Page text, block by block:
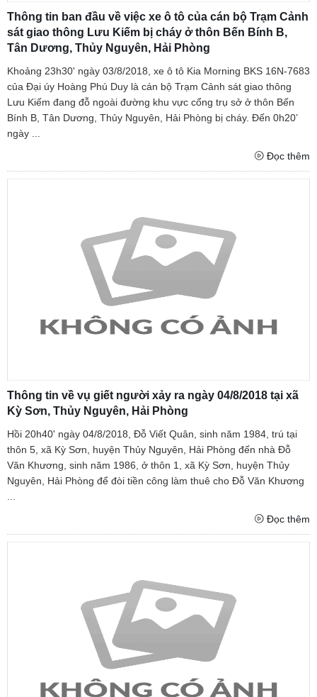
Thông tin ban đầu về việc xe ô tô của cán bộ Trạm Cảnh
sát giao thông Lưu Kiếm bị cháy ở thôn Bến Bính B,
Tân Dương, Thủy Nguyên, Hải Phòng
Khoảng 23h30' ngày 03/8/2018, xe ô tô Kia Morning BKS 16N-7683
của Đại úy Hoàng Phú Duy là cán bộ Trạm Cảnh sát giao thông
Lưu Kiếm đang đỗ ngoài đường khu vực cổng trụ sở ở thôn Bến
Bính B, Tân Dương, Thủy Nguyên, Hải Phòng bị cháy. Đến 0h20’
ngày ...
Đọc thêm
Thông tin về vụ giết người xảy ra ngày 04/8/2018 tại xã
Kỳ Sơn, Thủy Nguyên, Hải Phòng
Hồi 20h40' ngày 04/8/2018, Đỗ Viết Quân, sinh năm 1984, trú tại
thôn 5, xã Kỳ Sơn, huyện Thủy Nguyên, Hải Phòng đến nhà Đỗ
Văn Khương, sinh năm 1986, ở thôn 1, xã Kỳ Sơn, huyện Thủy
Nguyên, Hải Phòng để đòi tiền công làm thuê cho Đỗ Văn Khương
Đọc thêm